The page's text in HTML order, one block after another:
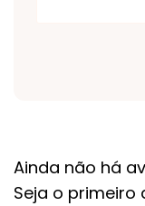
Ainda não há
Seja o primeiro